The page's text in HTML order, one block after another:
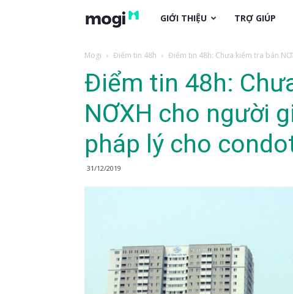
trogiup.mogi.vn
GIỚI THIỆU TRỢ GIÚP
Mogi Điểm tin 48h Điểm tin 48h: Chưa kiểm tra bán
Điểm tin 48h:
NƠXH cho người
pháp lý cho
31/12/2019